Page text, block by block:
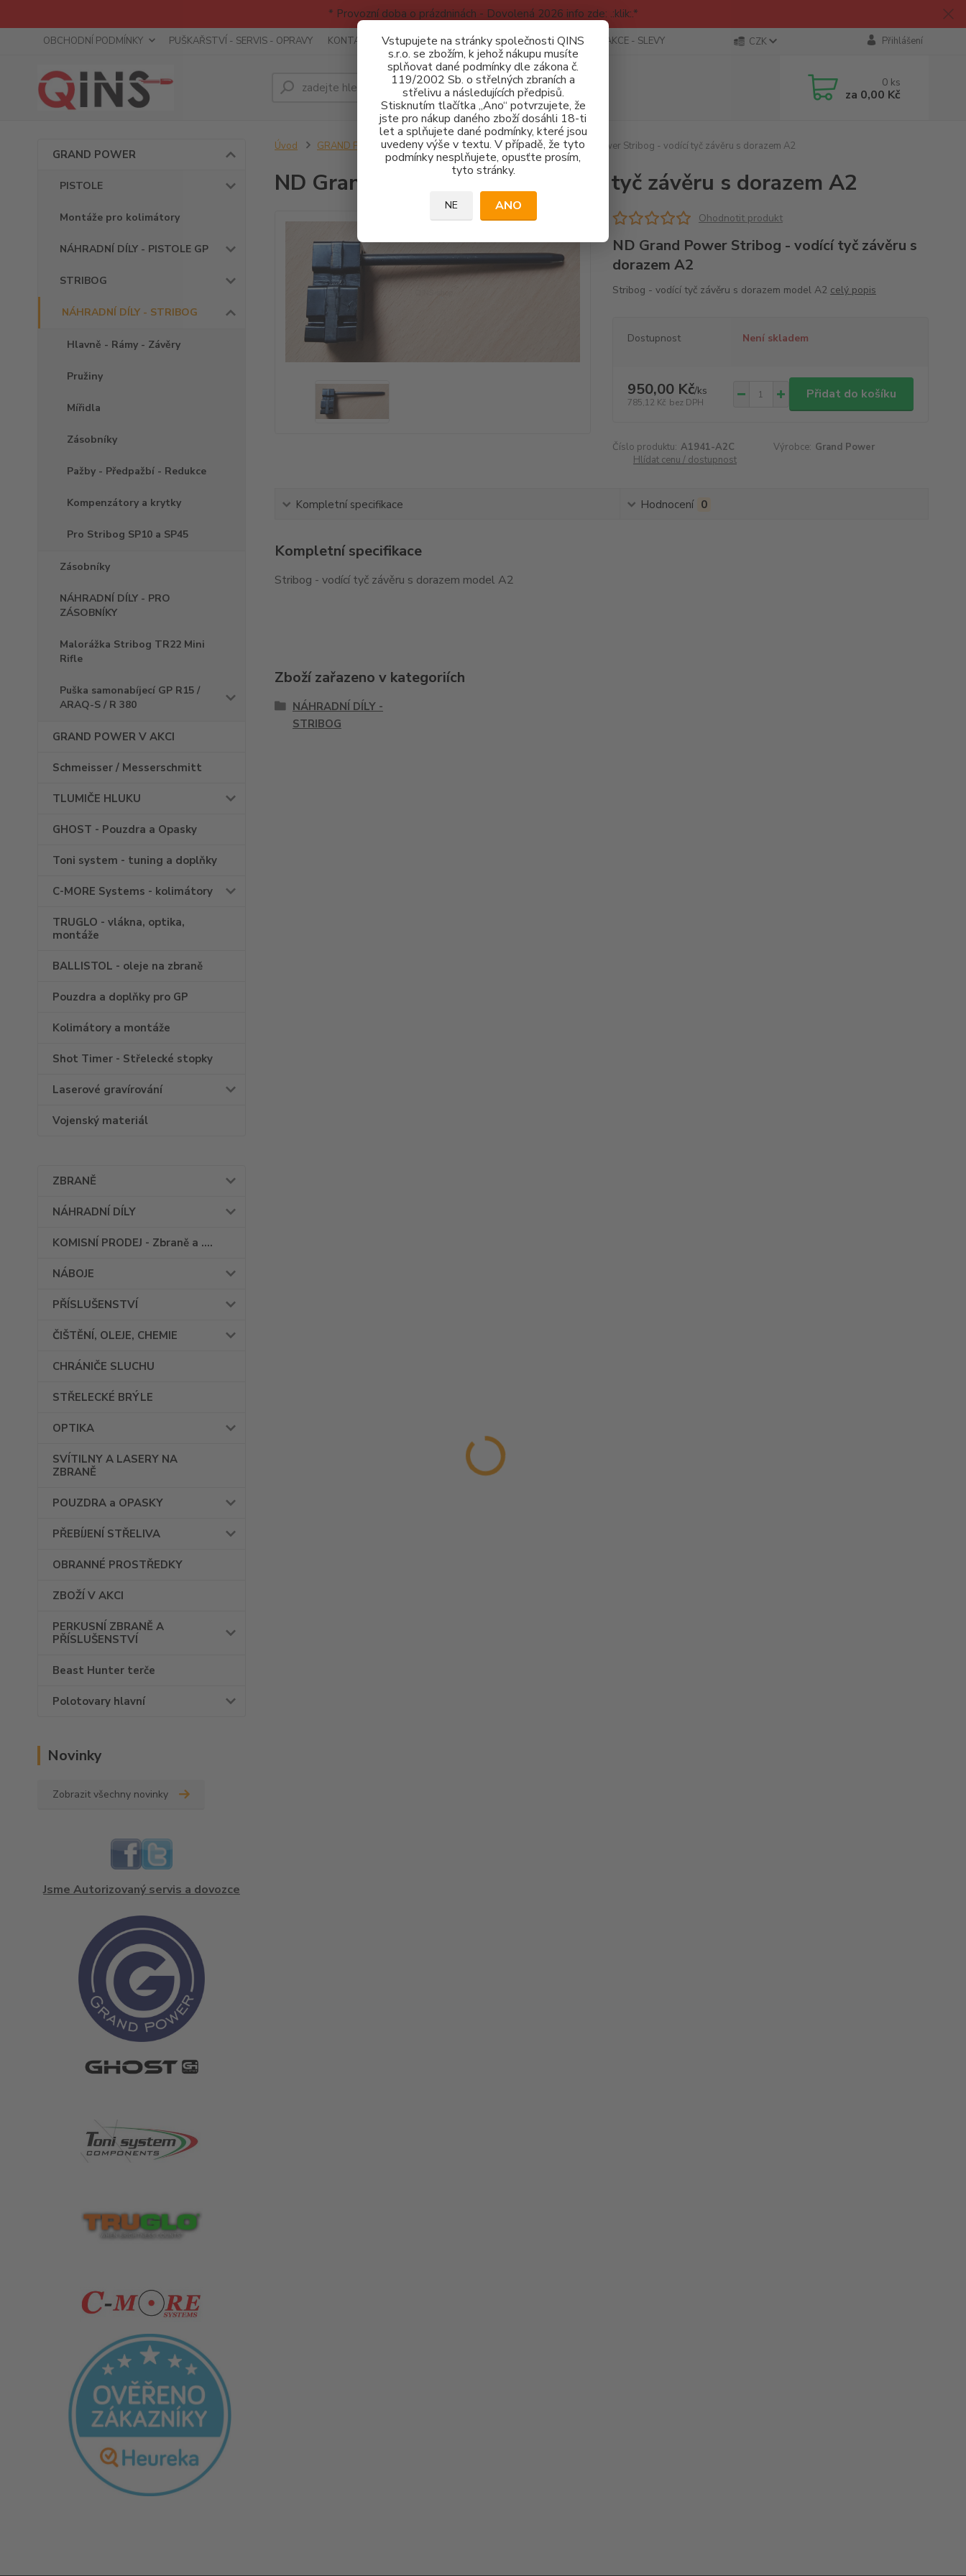
* Provozní doba o prázdninách - Dovolená 2026 info zde: .:klik:.*
Vstupujete na stránky společnosti QINS
s.r.o. se zbožím, k jehož nákupu musíte
splňovat dané podmínky dle zákona č.
119/2002 Sb. o střelných zbraních a
střelivu a následujících předpisů.
Stisknutím tlačítka „Ano“ potvrzujete, že
jste pro nákup daného zboží dosáhli 18-ti
let a splňujete dané podmínky, které jsou
uvedeny výše v textu. V případě, že tyto
podmínky nesplňujete, opusťte prosím,
tyto stránky.
NE ANO
OBCHODNÍ PODMÍNKY PUŠKAŘSTVÍ - SERVIS - OPRAVY KONTAKTY RECENZE - INFO SPORTOVNÍ AKCE AKCE - SLEVY CZK Přihlášení
Hledat 0 ks
za 0,00 Kč
GRAND POWER
PISTOLE
Montáže pro kolimátory
NÁHRADNÍ DÍLY - PISTOLE GP
STRIBOG
NÁHRADNÍ DÍLY - STRIBOG
Hlavně - Rámy - Závěry
Pružiny
Mířidla
Zásobníky
Pažby - Předpažbí - Redukce
Kompenzátory a krytky
Pro Stribog SP10 a SP45
Zásobníky
NÁHRADNÍ DÍLY - PRO
ZÁSOBNÍKY
Malorážka Stribog TR22 Mini
Rifle
Puška samonabíjecí GP R15 /
ARAQ-S / R 380
GRAND POWER V AKCI
Schmeisser / Messerschmitt
TLUMIČE HLUKU
GHOST - Pouzdra a Opasky
Toni system - tuning a doplňky
C-MORE Systems - kolimátory
TRUGLO - vlákna, optika,
montáže
BALLISTOL - oleje na zbraně
Pouzdra a doplňky pro GP
Kolimátory a montáže
Shot Timer - Střelecké stopky
Laserové gravírování
Vojenský materiál
ZBRANĚ
NÁHRADNÍ DÍLY
KOMISNÍ PRODEJ - Zbraně a ....
NÁBOJE
PŘÍSLUŠENSTVÍ
ČIŠTĚNÍ, OLEJE, CHEMIE
CHRÁNIČE SLUCHU
STŘELECKÉ BRÝLE
OPTIKA
SVÍTILNY A LASERY NA
ZBRANĚ
POUZDRA a OPASKY
PŘEBÍJENÍ STŘELIVA
OBRANNÉ PROSTŘEDKY
ZBOŽÍ V AKCI
PERKUSNÍ ZBRANĚ A
PŘÍSLUŠENSTVÍ
Beast Hunter terče
Polotovary hlavní
Novinky
Zobrazit všechny novinky
Jsme Autorizovaný servis a dovozce
Úvod GRAND POWER NÁHRADNÍ DÍLY - STRIBOG ND Grand Power Stribog - vodící tyč závěru s dorazem A2
ND Grand Power Stribog - vodící tyč závěru s dorazem A2
Ohodnotit produkt
ND Grand Power Stribog - vodící tyč závěru s
dorazem A2
Stribog - vodící tyč závěru s dorazem model A2 celý popis
Dostupnost Není skladem
950,00 Kč/ks
785,12 Kč bez DPH
Přidat do košíku
Číslo produktu: A1941-A2C Výrobce: Grand Power
Hlídat cenu / dostupnost
Kompletní specifikace Hodnocení 0
Kompletní specifikace
Stribog - vodící tyč závěru s dorazem model A2
Zboží zařazeno v kategoriích
NÁHRADNÍ DÍLY -
STRIBOG